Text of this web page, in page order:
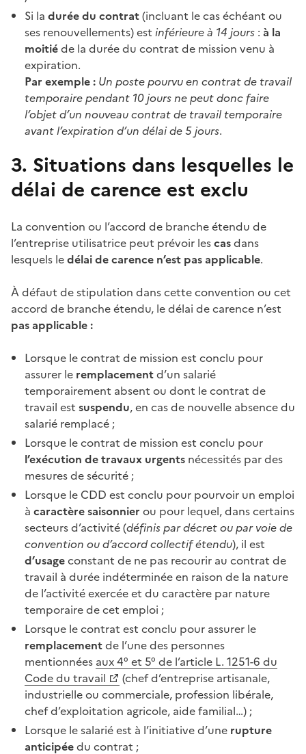
Si la durée du contrat(incluant le cas échéant ou
ses renouvellements) est inférieure à 14 jours : à la
moitiéde la durée du contrat de mission venu à
expiration.
Par exemple : Un poste pourvu en contrat de travail
temporaire pendant 10 jours ne peut donc faire
l’objet d’un nouveau contrat de travail temporaire
avant l’expiration d’un délai de 5 jours.
3. Situations dans lesquelles le
délai de carence est exclu
La convention ou l’accord de branche étendu de
l’entreprise utilisatrice peut prévoir lescasdans
lesquels ledélai de carence n’est pas applicable.
À défaut de stipulation dans cette convention ou cet
accord de brancheétendu, ledélai de carence n’est
pas applicable :
Lorsque le contrat de mission est conclu pour
assurer le remplacementd’un salarié
temporairement absent ou dont lecontrat de
travail est suspendu, en cas de nouvelle absence du
salarié remplacé ;
Lorsque le contrat de mission est conclu pour
l’exécution de travaux urgents nécessités par des
mesures de sécurité ;
Lorsque le CDD est conclu pour pourvoir un emploi
à caractère saisonnier ou pour lequel, dans certains
secteurs d’activité (définis par décret ou par voie de
convention ou d’accord collectif étendu), il est
d’usageconstant de ne pas recourir au contrat de
travail à durée indéterminée en raison de la nature
de l’activité exercée et du caractère par nature
temporaire de cet emploi ;
Lorsque le contrat est conclu pour assurer le
remplacementde l’une des personnes
mentionnées aux 4° et 5° de l’article L. 1251-6 du
Code du travail
(chef d’entreprise artisanale,
industrielle ou commerciale, profession libérale,
chef d’exploitation agricole, aide familial…) ;
Lorsque le salarié est à l’initiative d’une rupture
anticipéedu contrat ;